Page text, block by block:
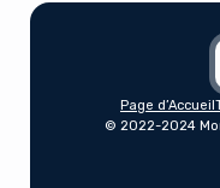
Page d’Accueil
© 2022-2024
Revenge